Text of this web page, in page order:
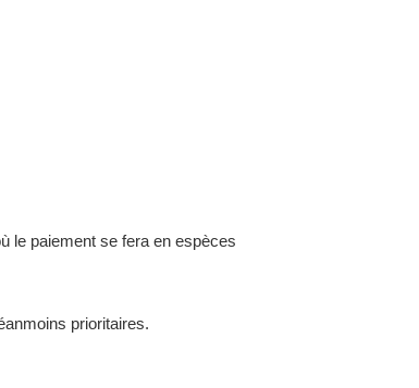
le paiement se fera en espèces
prioritaires.